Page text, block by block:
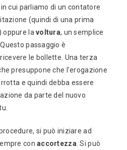
in cui parliamo di un contatore
(quindi di una prima
oppure lavoltura, un semplice
passaggio è
le bollette. Una terza
presuppone che l’erogazione
e quindi debba essere
da parte del nuovo
si può iniziare ad
conaccortezza . Si può